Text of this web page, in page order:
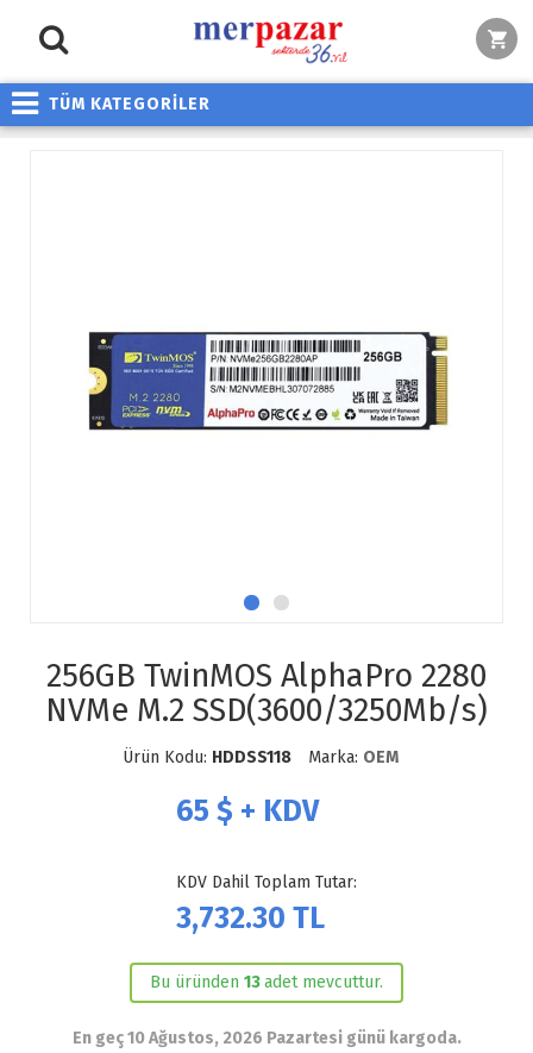
TÜM KATEGORİLER
256GB TwinMOS AlphaPro 2280
NVMe M.2 SSD(3600/3250Mb/s)
Ürün Kodu: HDDSS118 Marka: OEM
65 $ + KDV
KDV Dahil Toplam Tutar:
3,732.30 TL
Bu üründen 13adet mevcuttur.
En geç 10 Ağustos, 2026 Pazartesi günü kargoda.